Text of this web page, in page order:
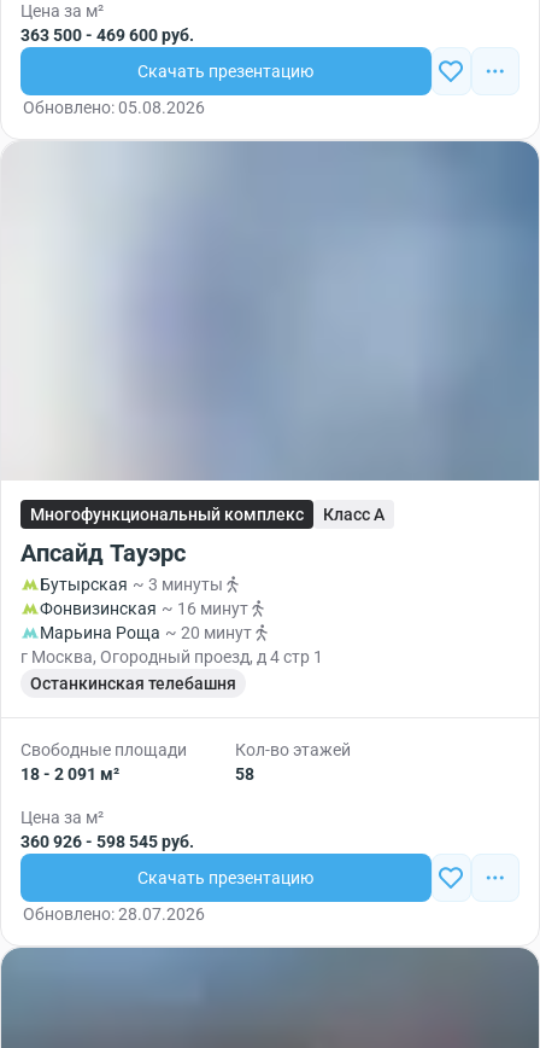
Цена за м²
363 500 - 469 600 руб.
Скачать презентацию
Обновлено: 05.08.2026
Многофункциональный комплекс Класс A
Апсайд Тауэрс
Бутырская ~ 3 минуты
Фонвизинская ~ 16 минут
Марьина Роща ~ 20 минут
г Москва, Огородный проезд, д 4 стр 1
Останкинская телебашня
Свободные площади
18 - 2 091 м²
Кол-во этажей
58
Цена за м²
360 926 - 598 545 руб.
Скачать презентацию
Обновлено: 28.07.2026